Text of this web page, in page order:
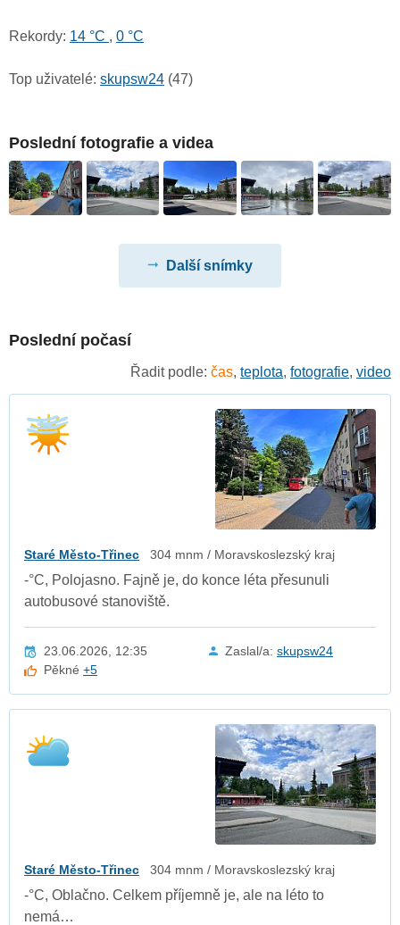
Rekordy: 14 °C , 0 °C
Top uživatelé: skupsw24 (47)
Poslední fotografie a videa
Další snímky
Poslední počasí
Řadit podle: čas, teplota, fotografie, video
Staré Město-Třinec 304 mnm / Moravskoslezský kraj
-°C, Polojasno. Fajně je, do konce léta přesunuli
autobusové stanoviště.
23.06.2026, 12:35 Zaslal/a: skupsw24
Pěkné+5
Staré Město-Třinec 304 mnm / Moravskoslezský kraj
-°C, Oblačno. Celkem příjemně je, ale na léto to
nemá…